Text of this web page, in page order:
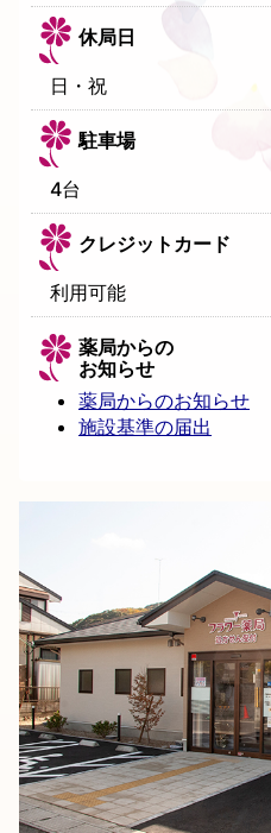
休局日
日・祝
駐車場
4台
クレジットカード
利用可能
薬局からの
お知らせ
薬局からのお知らせ
施設基準の届出